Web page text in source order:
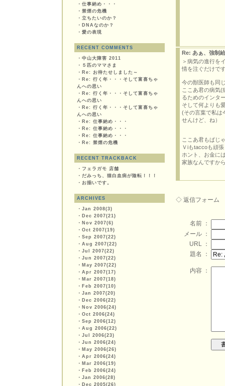
・ 仕事納め・・・
・ 禁煙の危機
・ 立ちたいのか？
・ DNAなのか？
・ 愛の表現
RECENT COMMENTS
・ 中山大障害 2011
・ ５匹のママさま
・ Re: お待たせしました～
・ Re: 行く年・・・そして富喜ちゃ
んへの思い
・ Re: 行く年・・・そして富喜ちゃ
んへの思い
・ Re: 行く年・・・そして富喜ちゃ
んへの思い
・ Re: 仕事納め・・・
・ Re: 仕事納め・・・
・ Re: 仕事納め・・・
・ Re: 禁煙の危機
RECENT TRACKBACK
・ フェラガモ 店舗
・ だみっち、猫白血病が陰転！！！
・ お揃いです。
ARCHIVES
・ Jan 2008(3)
・ Dec 2007(21)
・ Nov 2007(6)
・ Oct 2007(19)
・ Sep 2007(22)
・ Aug 2007(22)
・ Jul 2007(22)
・ Jun 2007(22)
・ May 2007(22)
・ Apr 2007(17)
・ Mar 2007(18)
・ Feb 2007(10)
・ Jan 2007(20)
・ Dec 2006(22)
・ Nov 2006(24)
・ Oct 2006(24)
・ Sep 2006(12)
・ Aug 2006(22)
・ Jul 2006(23)
・ Jun 2006(24)
・ May 2006(26)
・ Apr 2006(24)
・ Mar 2006(19)
・ Feb 2006(24)
・ Jan 2006(28)
・ Dec 2005(26)
Re: あぁ、強制
＞病気の進行を
情を注ぐだけで
今の獣医師も同
ここあ君の病気(
るためのインタ
そして何よりも
(その言葉で私は
せんけど、ね）
ここあ君もぱじ
Ｖiもtaccoも頑
ホント、お金に
家族なんですか
◇ 返信フォーム
名前 ：
メール ：
URL ：
題名 ：
内容 ：